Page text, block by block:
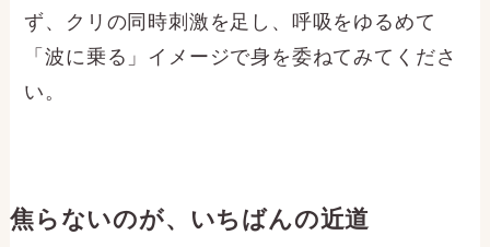
ず、クリの同時刺激を足し、呼吸をゆるめて
「波に乗る」イメージで身を委ねてみてくださ
い。
焦らないのが、いちばんの近道